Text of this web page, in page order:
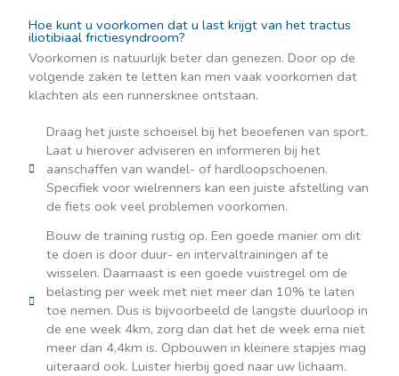
Hoe kunt u voorkomen dat u last krijgt van het tractus
iliotibiaal frictiesyndroom?
Voorkomen is natuurlijk beter dan genezen. Door op de
volgende zaken te letten kan men vaak voorkomen dat
klachten als een runnersknee ontstaan.
Draag het juiste schoeisel bij het beoefenen van sport.
Laat u hierover adviseren en informeren bij het
aanschaffen van wandel- of hardloopschoenen.
Specifiek voor wielrenners kan een juiste afstelling van
de fiets ook veel problemen voorkomen.
Bouw de training rustig op. Een goede manier om dit
te doen is door duur- en intervaltrainingen af te
wisselen. Daarnaast is een goede vuistregel om de
belasting per week met niet meer dan 10% te laten
toe nemen. Dus is bijvoorbeeld de langste duurloop in
de ene week 4km, zorg dan dat het de week erna niet
meer dan 4,4km is. Opbouwen in kleinere stapjes mag
uiteraard ook. Luister hierbij goed naar uw lichaam.